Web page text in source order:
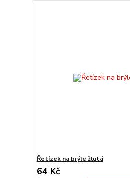
Řetízek na brýle žlutá
64 Kč